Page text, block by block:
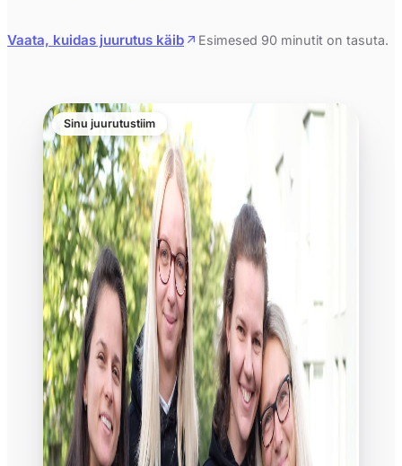
Vaata, kuidas juurutus käib Esimesed 90 minutit on tasuta.
Sinu juurutustiim